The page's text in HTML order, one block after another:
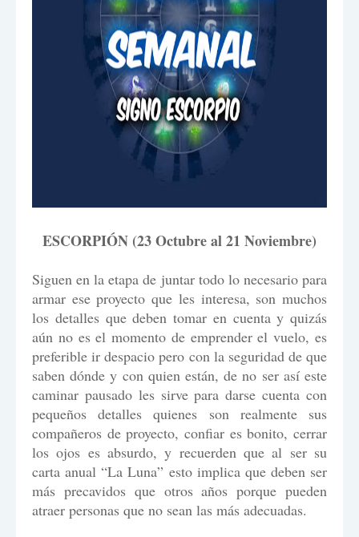
ESCORPIÓN (23 Octubre al 21 Noviembre)
Siguen en la etapa de juntar todo lo necesario para
armar ese proyecto que les interesa, son muchos
los detalles que deben tomar en cuenta y quizás
aún no es el momento de emprender el vuelo, es
preferible ir despacio pero con la seguridad de que
saben dónde y con quien están, de no ser así este
caminar pausado les sirve para darse cuenta con
pequeños detalles quienes son realmente sus
compañeros de proyecto, confiar es bonito, cerrar
los ojos es absurdo, y recuerden que al ser su
carta anual “La Luna” esto implica que deben ser
más precavidos que otros años porque pueden
atraer personas que no sean las más adecuadas.